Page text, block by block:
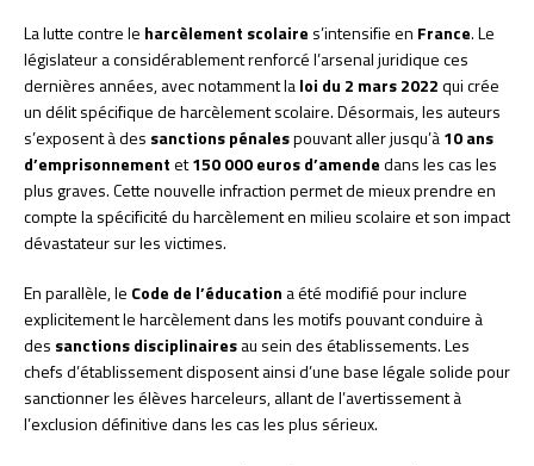
La lutte contre le harcèlement scolaire s’intensifie en France. Le
législateur a considérablement renforcé l’arsenal juridique ces
dernières années, avec notamment laloi du 2 mars 2022qui crée
un délit spécifique de harcèlement scolaire. Désormais, les auteurs
s’exposent à des sanctions pénalespouvant aller jusqu’à10 ans
d’emprisonnementet150 000 euros d’amendedans les cas les
plus graves. Cette nouvelle infraction permet de mieux prendre en
compte la spécificité du harcèlement en milieu scolaire et son impact
dévastateur sur les victimes.
En parallèle, le Code de l’éducation a été modifié pour inclure
explicitement le harcèlement dans les motifs pouvant conduire à
des sanctions disciplinairesau sein des établissements. Les
chefs d’établissement disposent ainsi d’une base légale solide pour
sanctionner les élèves harceleurs, allant de l’avertissement à
l’exclusion définitive dans les cas les plus sérieux.